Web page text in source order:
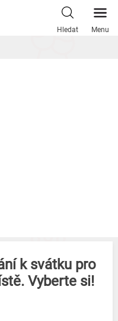
Hledat Menu
k svátku pro
Vyberte si!